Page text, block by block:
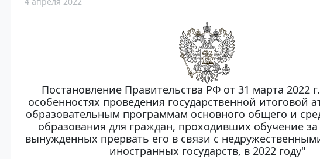
Постановление Правительства РФ от 31 марта 2022
особенностях проведения государственной итоговой
образовательным программам основного общего и
образования для граждан, проходивших обучение
вынужденных прервать его в связи с
иностранных государств, в 2022 году"